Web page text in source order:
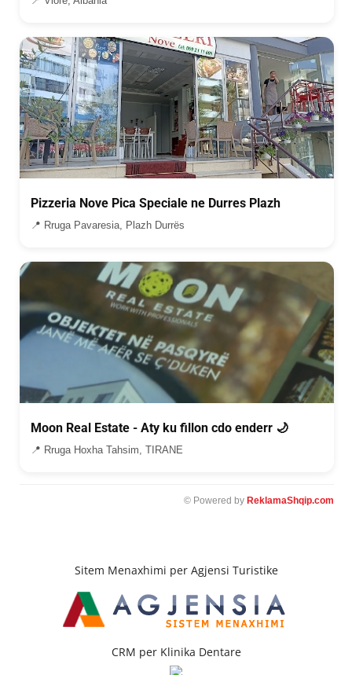
Pizzeria Nove Pica Speciale ne Durres Plazh
📍 Rruga Pavaresia, Plazh Durrës
Moon Real Estate - Aty ku fillon cdo enderr 🌙
📍 Rruga Hoxha Tahsim, TIRANE
© Powered by ReklamaShqip.com
Sitem Menaxhimi per Agjensi Turistike
CRM per Klinika Dentare